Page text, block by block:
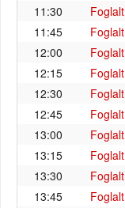
11:30
Foglalt
11:45
Foglalt
12:00
Foglalt
12:15
Foglalt
12:30
Foglalt
12:45
Foglalt
13:00
Foglalt
13:15
Foglalt
13:30
Foglalt
13:45
Foglalt